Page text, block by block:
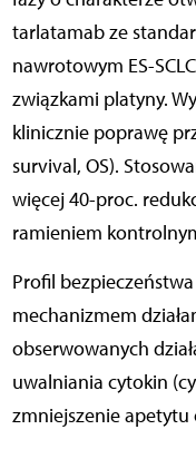
tarlatamab ze
nawrotowym ES-
związkami platyny.
klinicznie poprawę
survival, OS).
więcej 40-proc.
ramieniem
Profil
mechanizmem
obserwowanych
uwalniania cytokin
zmniejszenie apetytu